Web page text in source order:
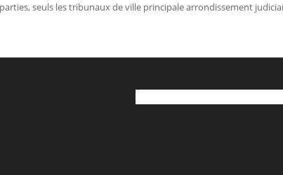
seuls les tribunaux de ville principale arrondissement